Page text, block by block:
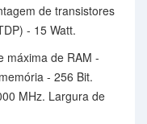
de transistores
- 15 Watt.
máxima de RAM -
- 256 Bit.
MHz. Largura de